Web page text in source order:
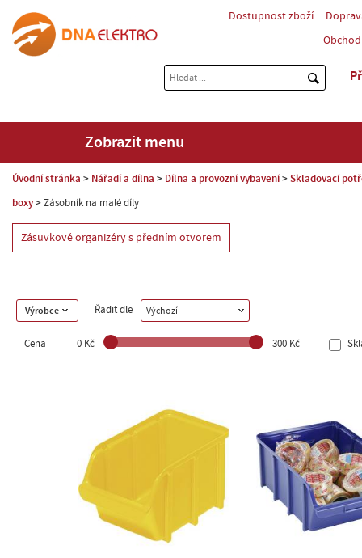
Dostupnost zboží
Zobrazit menu
Úvodní stránka Nářadí a dílna Dílna a provozní vybavení Skladovací
boxy Zásobník na malé díly
Zásuvkové organizéry s předním otvorem
Výrobce Řadit dle Výchozí
Cena 0 Kč 300 Kč